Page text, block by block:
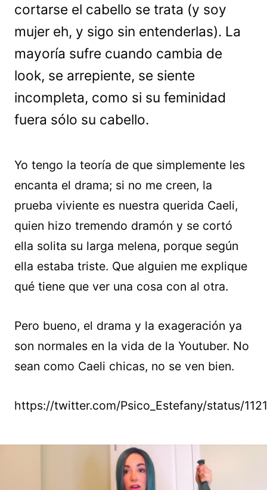
cortarse el cabello se trata (y soy
mujer eh, y sigo sin entenderlas). La
mayoría sufre cuando cambia de
look, se arrepiente, se siente
incompleta, como si su feminidad
fuera sólo su cabello.
Yo tengo la teoría de que simplemente les
encanta el drama; si no me creen, la
prueba viviente es nuestra querida Caeli,
quien hizo tremendo dramón y se cortó
ella solita su larga melena, porque según
ella estaba triste. Que alguien me explique
qué tiene que ver una cosa con al otra.
Pero bueno, el drama y la exageración ya
son normales en la vida de la Youtuber. No
sean como Caeli chicas, no se ven bien.
https://twitter.com/Psico_Estefany/status/